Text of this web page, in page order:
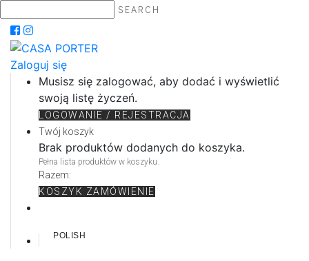
SEARCH
Zaloguj się
Musisz się zalogować, aby dodać i wyświetlić
swoją listę życzeń.
LOGOWANIE / REJESTRACJA
Twój koszyk
Brak produktów dodanych do koszyka.
Pełna lista produktów w koszyku.
Razem:
KOSZYK ZAMÓWIENIE
POLISH